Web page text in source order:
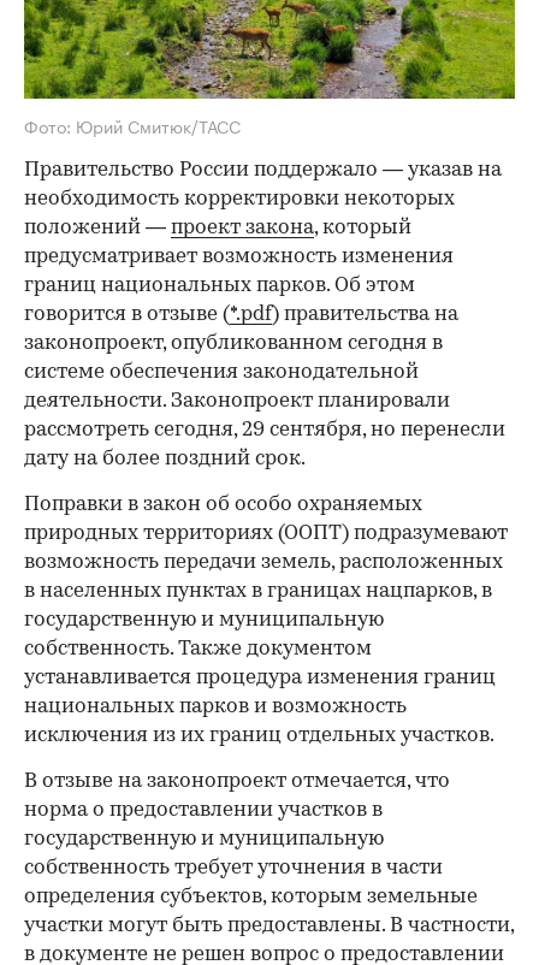
Фото: Юрий Смитюк/ТАСС
Правительство России поддержало — указав на
необходимость корректировки некоторых
положений — проект закона, который
предусматривает возможность изменения
границ национальных парков. Об этом
говорится в отзыве (*.pdf) правительства на
законопроект, опубликованном сегодня в
системе обеспечения законодательной
деятельности. Законопроект планировали
рассмотреть сегодня, 29 сентября, но перенесли
дату на более поздний срок.
Поправки в закон об особо охраняемых
природных территориях (ООПТ) подразумевают
возможность передачи земель, расположенных
в населенных пунктах в границах нацпарков, в
государственную и муниципальную
собственность. Также документом
устанавливается процедура изменения границ
национальных парков и возможность
исключения из их границ отдельных участков.
В отзыве на законопроект отмечается, что
норма о предоставлении участков в
государственную и муниципальную
собственность требует уточнения в части
определения субъектов, которым земельные
участки могут быть предоставлены. В частности,
в документе не решен вопрос о предоставлении